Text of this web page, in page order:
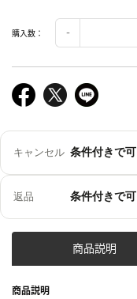
購入数：
キャンセル 条件付きで可
返品 条件付きで可
商品説明
商品説明